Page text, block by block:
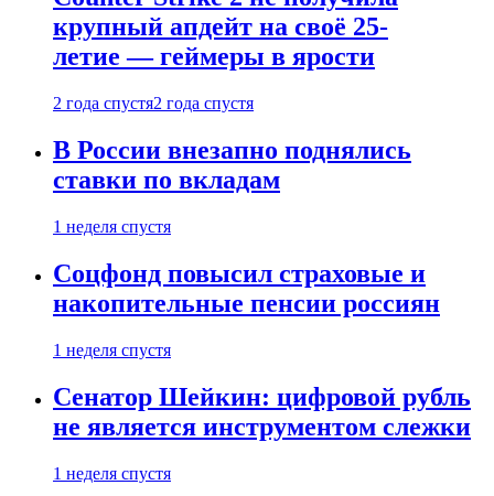
крупный апдейт на своё 25-
летие — геймеры в ярости
2 года спустя2 года спустя
В России внезапно поднялись
ставки по вкладам
1 неделя спустя
Соцфонд повысил страховые и
накопительные пенсии россиян
1 неделя спустя
Сенатор Шейкин: цифровой рубль
не является инструментом слежки
1 неделя спустя